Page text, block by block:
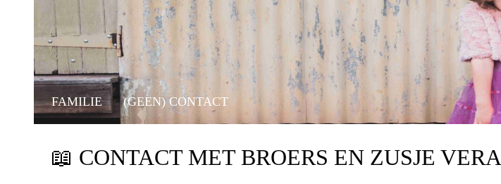
FAMILIE (GEEN) CONTACT
📖 CONTACT MET BROERS EN ZUSJE